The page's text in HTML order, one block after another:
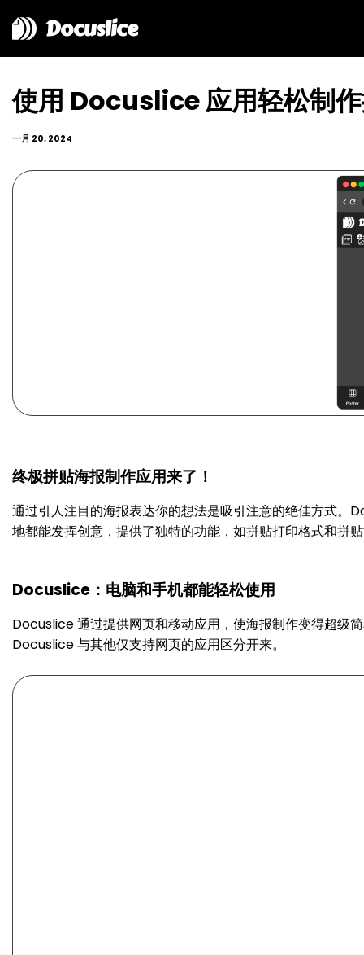
Docuslice
使用 Docuslice 应用轻松制
一月 20, 2024
终极拼贴海报制作应用来了！
通过引人注目的海报表达你的想法是吸引注意的绝佳方式。
地都能发挥创意，提供了独特的功能，如拼贴打印格式和拼
Docuslice：电脑和手机都能轻松使用
Docuslice 通过提供网页和移动应用，使海报制作变得超级
Docuslice 与其他仅支持网页的应用区分开来。